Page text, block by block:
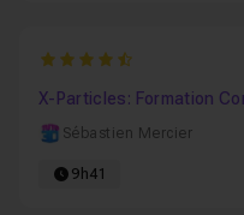
4.9
X-Particles: Formation
Sébastien Mercier
9h41